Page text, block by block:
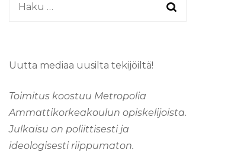
Haku:
Uutta mediaa uusilta tekijöiltä!
Toimitus koostuu Metropolia
Ammattikorkeakoulun opiskelijoista.
Julkaisu on poliittisesti ja
ideologisesti riippumaton.